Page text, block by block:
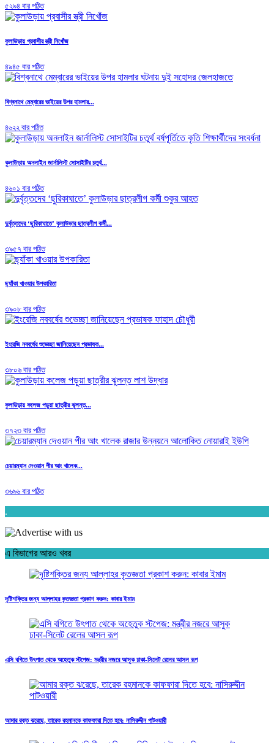
৫২৯৪ বার পঠিত
কুলাউড়ায় প্রবাসীর স্ত্রী নিখোঁজ
৪৯৪৫ বার পঠিত
বিশ্বনাথে মেম্বারের ভাইয়ের উপর হামলার...
৪৬২২ বার পঠিত
কুলাউড়ায় অনলাইন জার্নালিস্ট সোসাইটির চতুর্থ...
৪৬০১ বার পঠিত
দুর্বৃত্তদের ‘ছুরিকাঘাতে’ কুলাউড়ার ছাত্রলীগ কর্মী...
৩৯৫৭ বার পঠিত
ছ্যাঁকা খাওয়ার উপকারিতা
৩৯০৮ বার পঠিত
ইংরেজি নববর্ষের শুভেচ্ছা জানিয়েছেন প্রভাষক...
৩৮০৬ বার পঠিত
কুলাউড়ায় কলেজ পড়ুয়া ছাত্রীর ঝুলন্ত...
৩৭২৩ বার পঠিত
চেয়ারম্যান দেওয়ান পীর আং খালেক...
৩৬৯৬ বার পঠিত
.
এ বিভাগের আরও খবর
দৃষ্টিশক্তির জন্য আল্লাহর কৃতজ্ঞতা প্রকাশ করুন: কাবার ইমাম
এসি বগিতে উৎপাত থেকে অহেতুক স্টপেজ: মন্ত্রীর নজরে আসুক ঢাকা-সিলেট রেলের আসল রূপ
আমার রক্ত ঝরেছে, তারেক রহমানকে কাফফারা দিতে হবে: নাসিরুদ্দীন পাটওয়ারী